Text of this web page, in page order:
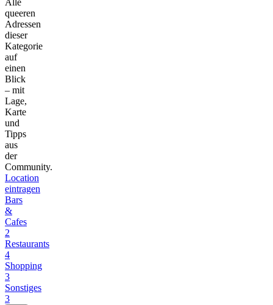
Alle
queeren
Adressen
dieser
Kategorie
auf
einen
Blick
– mit
Lage,
Karte
und
Tipps
aus
der
Community.
Location
eintragen
Bars
&
Cafes
2
Restaurants
4
Shopping
3
Sonstiges
3